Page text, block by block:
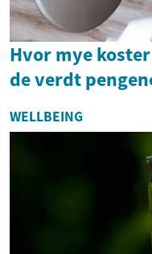
Hvor mye
de verdt
WELLBEING